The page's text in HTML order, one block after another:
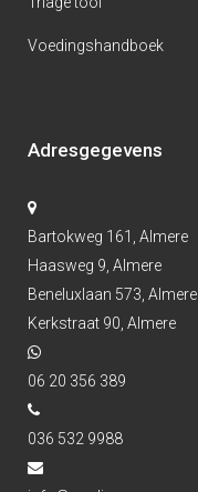
Voedingshandboek
Adresgegevens
Bartokweg 161, Almere
Haasweg 9, Almere
Beneluxlaan 573, Almere
Kerkstraat 90, Almere
06 20 356 389
036 532 9988